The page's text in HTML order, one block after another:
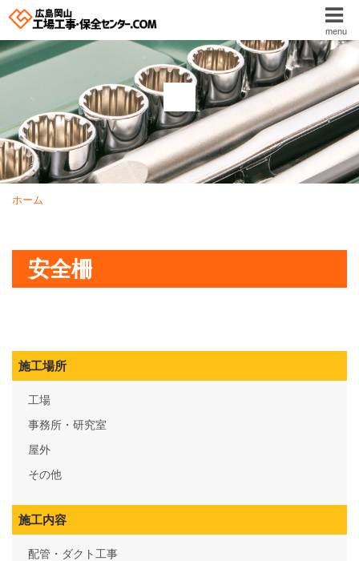
menu
ホーム
安全柵
施工場所
工場
事務所・研究室
屋外
その他
施工内容
配管・ダクト工事